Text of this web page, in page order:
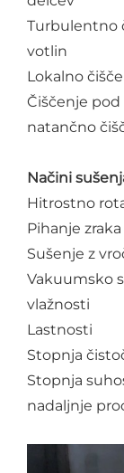
Turbulentno
votlin
Lokalno
Čiščenje
natančno
Načini
Hitrostno
Pihanje zraka
Sušenje z
Vakuumsko
vlažnosti
Lastnosti
Stopnja
Stopnja
nadaljnje